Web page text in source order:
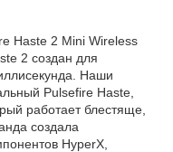
Haste 2 Mini Wireless
2 создан для
Наши
Pulsefire Haste,
работает блестяще,
создала
HyperX,